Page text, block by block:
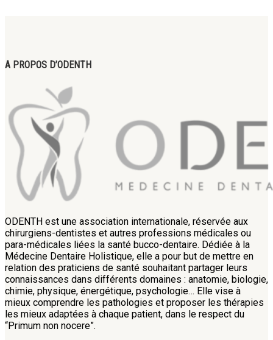
A PROPOS D’ODENTH
ODENTH est une association internationale, réservée aux
chirurgiens-dentistes et autres professions médicales ou
para-médicales liées la santé bucco-dentaire. Dédiée à la
Médecine Dentaire Holistique, elle a pour but de mettre en
relation des praticiens de santé souhaitant partager leurs
connaissances dans différents domaines : anatomie, biologie,
chimie, physique, énergétique, psychologie… Elle vise à
mieux comprendre les pathologies et proposer les thérapies
les mieux adaptées à chaque patient, dans le respect du
“Primum non nocere”.